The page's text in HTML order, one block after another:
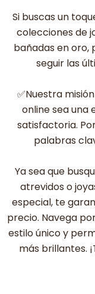
Si buscas un
colecciones de
bañadas en oro,
seguir las
✅Nuestra
online sea una
satisfactoria.
palabras
Ya sea que
atrevidos o
especial, te
precio. Navega
estilo único y
más brillantes.